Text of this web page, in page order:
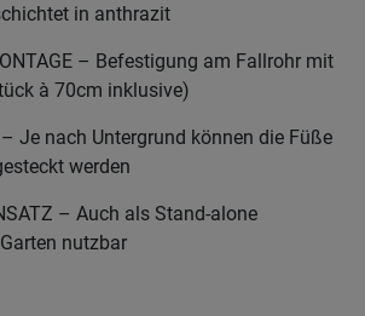
in anthrazit
– Befestigung am Fallrohr mit
à 70cm inklusive)
– Je nach Untergrund können die Füße
werden
– Auch als Stand-alone
nutzbar